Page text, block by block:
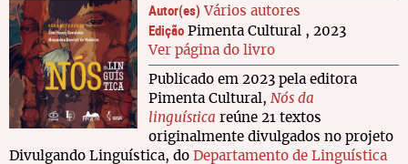
Autor(es) Vários autores
Edição Pimenta Cultural , 2023
Ver página do livro
Publicado em 2023 pela editora
Pimenta Cultural, Nós da
linguística reúne 21 textos
originalmente divulgados no projeto
Divulgando Linguística, do Departamento de Linguística